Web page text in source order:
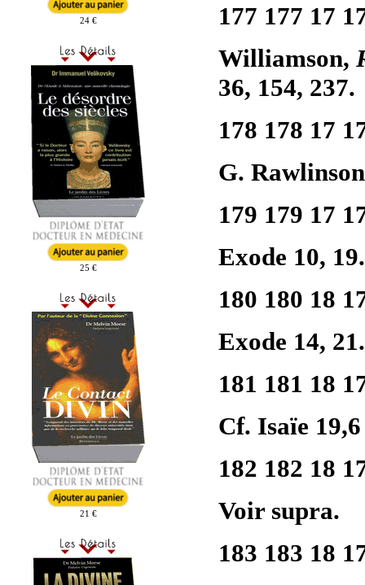
24 €
25 €
21 €
177 177 17
Williamson,
36, 154, 237.
178 178 17
G.
179 179 17
Exode 10, 19.
180 180 18
Exode 14, 21.
181 181 18
Cf. Isaïe 19,6
182 182 18
Voir supra.
183 183 18